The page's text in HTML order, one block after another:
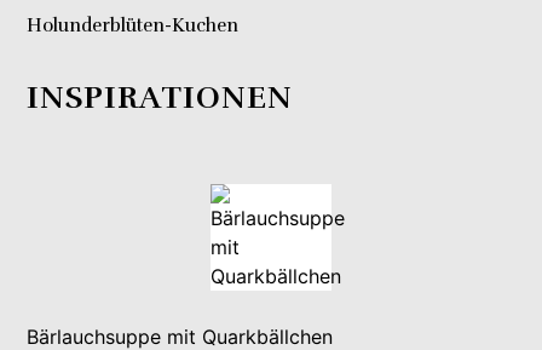
Holunderblüten-Kuchen
INSPIRATIONEN
Bärlauchsuppe mit Quarkbällchen